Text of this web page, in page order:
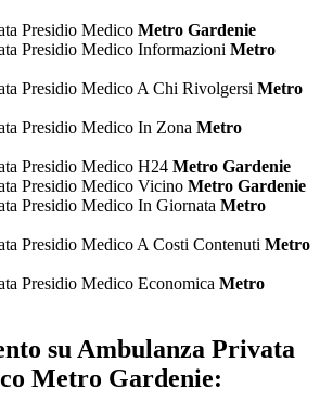
Presidio Medico Metro Gardenie
Presidio Medico Informazioni Metro
Presidio Medico A Chi Rivolgersi Metro
Presidio Medico In Zona Metro
Presidio Medico H24 Metro Gardenie
Presidio Medico Vicino Metro Gardenie
Presidio Medico In Giornata Metro
Presidio Medico A Costi Contenuti Metro
Presidio Medico Economica Metro
suAmbulanza Privata
Metro Gardenie: